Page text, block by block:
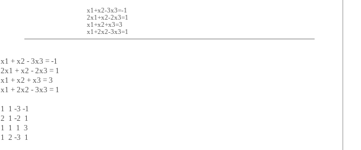
x1+x2-3x3=-1
2x1+x2-2x3=1
x1+x2+x3=3
x1+2x2-3x3=1
x1 + x2 - 3x3 = -1
2x1 + x2 - 2x3 = 1
x1 + x2 + x3 = 3
x1 + 2x2 - 3x3 = 1
1 1 -3 -1
2 1 -2 1
1 1 1 3
1 2 -3 1